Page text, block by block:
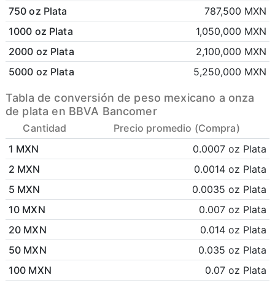
750 oz Plata
787,500 MXN
1000 oz Plata
1,050,000 MXN
2000 oz Plata
2,100,000 MXN
5000 oz Plata
5,250,000 MXN
Tabla de conversión de peso mexicano a onza
de plata en BBVA Bancomer
Cantidad
Precio promedio (Compra)
1 MXN
0.0007 oz Plata
2 MXN
0.0014 oz Plata
5 MXN
0.0035 oz Plata
10 MXN
0.007 oz Plata
20 MXN
0.014 oz Plata
50 MXN
0.035 oz Plata
100 MXN
0.07 oz Plata